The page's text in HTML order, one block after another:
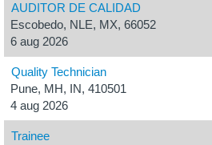
AUDITOR DE CALIDAD
Escobedo, NLE, MX, 66052
6 aug 2026
Quality Technician
Pune, MH, IN, 410501
4 aug 2026
Trainee